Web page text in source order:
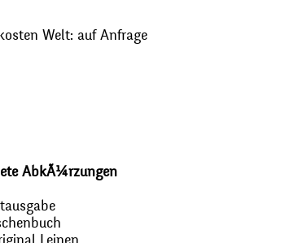
Welt: auf Anfrage
AbkÃ¼rzungen